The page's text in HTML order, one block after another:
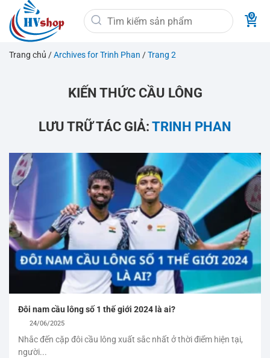
qua
nội
dung
Tìm
kiếm:
Trang chủ /Archives for Trinh Phan /Trang 2
KIẾN THỨC CẦU LÔNG
LƯU TRỮ TÁC GIẢ: TRINH PHAN
Đôi nam cầu lông số 1 thế giới 2024 là ai?
24/06/2025
Nhắc đến cặp đôi cầu lông xuất sắc nhất ở thời điểm hiện tại,
người...